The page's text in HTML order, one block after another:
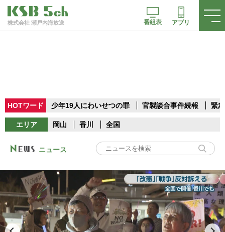
株式会社 瀬戸内海放送 番組表 アプリ
HOTワード 少年19人にわいせつの罪 官製談合事件続報 緊
エリア 岡山 香川 全国
ニュース